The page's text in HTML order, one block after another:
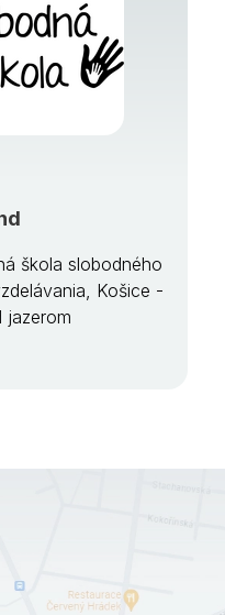
škola slobodného
Košice -
jazerom